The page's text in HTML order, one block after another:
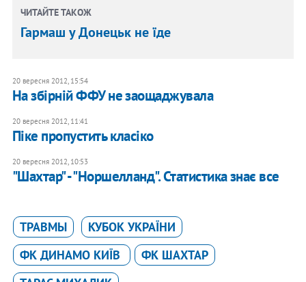
ЧИТАЙТЕ ТАКОЖ
Гармаш у Донецьк не їде
20 вересня 2012, 15:54
На збірній ФФУ не заощаджувала
20 вересня 2012, 11:41
Піке пропустить класіко
20 вересня 2012, 10:53
"Шахтар" - "Норшелланд". Статистика знає все
ТРАВМЫ
КУБОК УКРАЇНИ
ФК ДИНАМО КИЇВ
ФК ШАХТАР